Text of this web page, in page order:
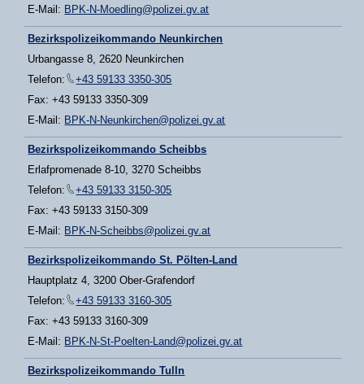
E-Mail: BPK-N-Moedling@polizei.gv.at
Bezirkspolizeikommando Neunkirchen
Urbangasse 8, 2620 Neunkirchen
Telefon:
+43 59133 3350-305
Fax: +43 59133 3350-309
E-Mail: BPK-N-Neunkirchen@polizei.gv.at
Bezirkspolizeikommando Scheibbs
Erlafpromenade 8-10, 3270 Scheibbs
Telefon:
+43 59133 3150-305
Fax: +43 59133 3150-309
E-Mail: BPK-N-Scheibbs@polizei.gv.at
Bezirkspolizeikommando St. Pölten-Land
Hauptplatz 4, 3200 Ober-Grafendorf
Telefon:
+43 59133 3160-305
Fax: +43 59133 3160-309
E-Mail: BPK-N-St-Poelten-Land@polizei.gv.at
Bezirkspolizeikommando Tulln